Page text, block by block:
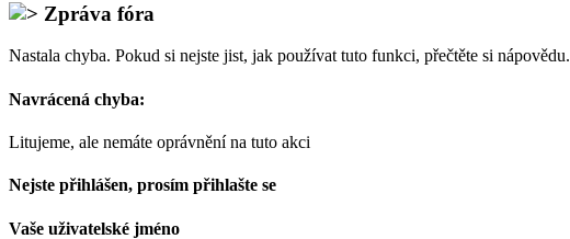
Zpráva fóra
Nastala chyba. Pokud si nejste jist, jak používat tuto funkci, přečtěte si nápovědu.
Navrácená chyba:
Litujeme, ale nemáte oprávnění na tuto akci
Nejste přihlášen, prosím přihlašte se
Vaše uživatelské jméno